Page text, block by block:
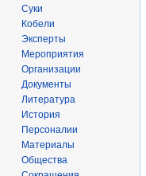
Суки
Кобели
Эксперты
Мероприятия
Организации
Документы
Литература
История
Персоналии
Материалы
Общества